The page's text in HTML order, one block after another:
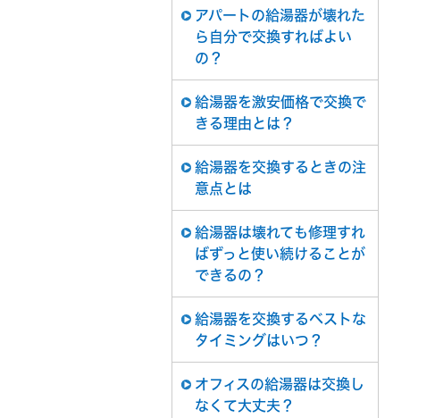
アパートの給湯器が壊れた
ら自分で交換すればよい
の？
給湯器を激安価格で交換で
きる理由とは？
給湯器を交換するときの注
意点とは
給湯器は壊れても修理すれ
ばずっと使い続けることが
できるの？
給湯器を交換するベストな
タイミングはいつ？
オフィスの給湯器は交換し
なくて大丈夫？